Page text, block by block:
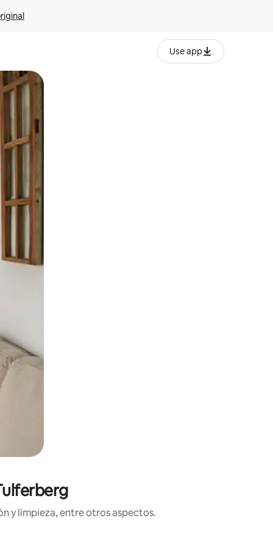
Use app
tocando y deslizando la pantalla.
y limpieza, entre otros aspectos.